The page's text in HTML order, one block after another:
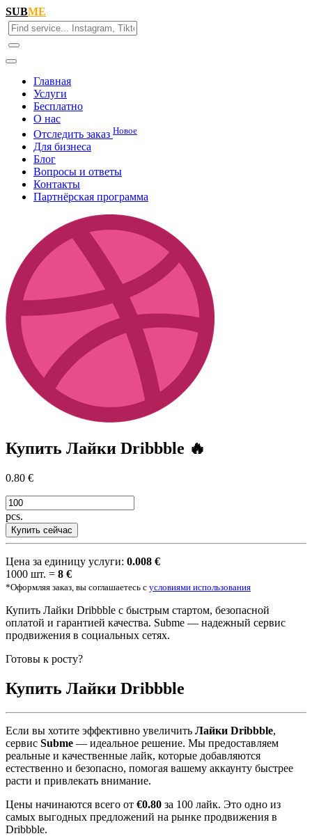
SUBME
Главная
Услуги
Бесплатно
О нас
Отследить заказ Новое
Для бизнеса
Блог
Вопросы и ответы
Контакты
Партнёрская программа
Купить Лайки Dribbble 🔥
0.80 €
pcs.
Купить сейчас
Цена за единицу услуги: 0.008 €
1000 шт. = 8 €
*Оформляя заказ, вы соглашаетесь с условиями использования
Купить Лайки Dribbble с быстрым стартом, безопасной
оплатой и гарантией качества. Subme — надежный сервис
продвижения в социальных сетях.
Готовы к росту?
Купить Лайки Dribbble
Если вы хотите эффективно увеличить Лайки Dribbble,
сервис Subme — идеальное решение. Мы предоставляем
реальные и качественные лайк, которые добавляются
естественно и безопасно, помогая вашему аккаунту быстрее
расти и привлекать внимание.
Цены начинаются всего от €0.80 за 100 лайк. Это одно из
самых выгодных предложений на рынке продвижения в
Dribbble.